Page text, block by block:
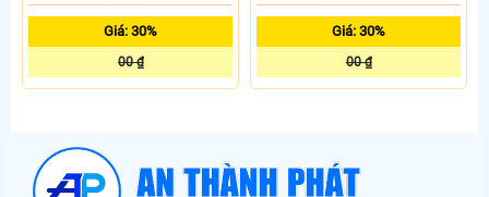
Giá: 30%
00 ₫
Giá: 30%
00 ₫